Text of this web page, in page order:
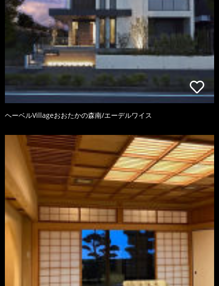
ヘーベルVillageおおたかの森南/エーデルワイス